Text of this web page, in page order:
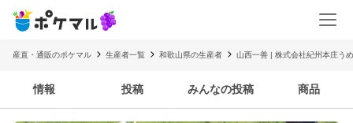
産直・通販のポケマル 生産者一覧 和歌山県の生産者 山西一善 | 株式会社紀州本庄う
情報 投稿 みんなの投稿 商品